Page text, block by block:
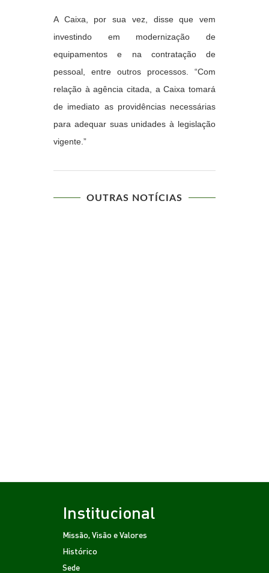
A Caixa, por sua vez, disse que vem
investindo em modernização de
equipamentos e na contratação de
pessoal, entre outros processos. “Com
relação à agência citada, a Caixa tomará
de imediato as providências necessárias
para adequar suas unidades à legislação
vigente.”
OUTRAS NOTÍCIAS
Institucional
Missão, Visão e Valores
Histórico
Sede